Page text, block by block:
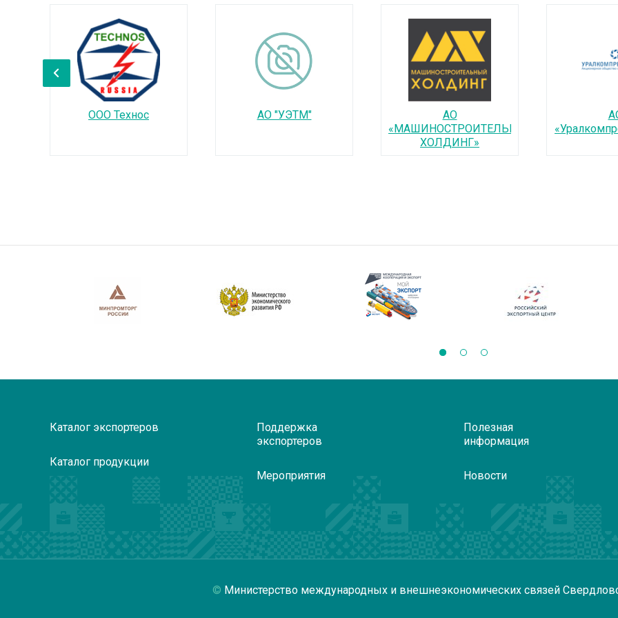
ООО Технос АО "УЭТМ"
АО
«МАШИНОСТРОИТЕЛЬНЫЙ
ХОЛДИНГ»
Каталог экспортеров
Каталог продукции
Поддержка
экспортеров
Мероприятия
Полезная
информация
Новости
Министерство международных и внешнеэкономических связей